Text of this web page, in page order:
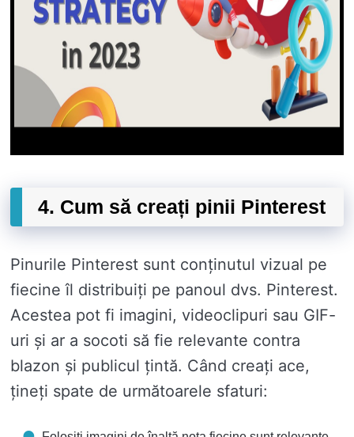
4. Cum să creați pinii Pinterest
Pinurile Pinterest sunt conținutul vizual pe
fiecine îl distribuiți pe panoul dvs. Pinterest.
Acestea pot fi imagini, videoclipuri sau GIF-
uri și ar a socoti să fie relevante contra
blazon și publicul țintă. Când creați ace,
țineți spate de următoarele sfaturi: